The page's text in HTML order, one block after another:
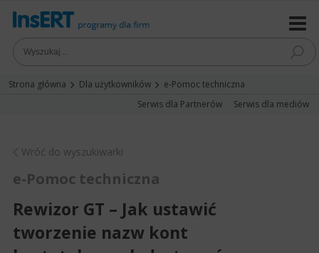
Strona główna Dla użytkowników
e-Pomoc techniczna
Serwis dla Partnerów
Serwis dla mediów
Wróć do wyszukiwarki
e-Pomoc techniczna
Rewizor GT – Jak ustawić
tworzenie nazw kont